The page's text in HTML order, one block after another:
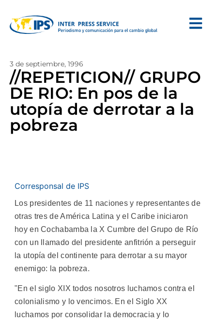
3 de septiembre, 1996
//REPETICION// GRUPO
DE RIO: En pos de la
utopía de derrotar a la
pobreza
Corresponsal de IPS
Los presidentes de 11 naciones y representantes de
otras tres de América Latina y el Caribe iniciaron
hoy en Cochabamba la X Cumbre del Grupo de Río
con un llamado del presidente anfitrión a perseguir
la utopía del continente para derrotar a su mayor
enemigo: la pobreza.
"En el siglo XIX todos nosotros luchamos contra el
colonialismo y lo vencimos. En el Siglo XX
luchamos por consolidar la democracia y lo